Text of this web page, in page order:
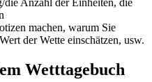
die Anzahl der Einheiten, die
machen, warum Sie
der Wette einschätzen, usw.
Wetttagebuch